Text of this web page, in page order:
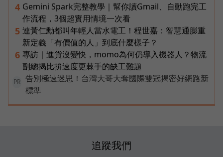
4 Gemini Spark完整教學｜幫你讀Gmail、自動跑完工
作流程，3個超實用情境一次看
5 連黃仁勳都叫年輕人當水電工！程世嘉：智慧通膨重
新定義「有價值的人」到底什麼樣子？
6 專訪｜進貨沒變快，momo為何仍導入機器人？物流
副總揭比拚速度更棘手的缺工難題
PR
告別極速迷思！台灣大哥大奪國際雙冠揭密好網路新
標準
追蹤我們